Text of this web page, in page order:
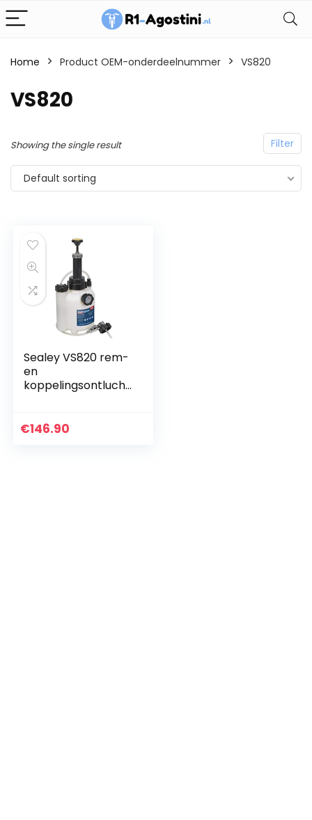
Home Product OEM-onderdeelnummer VS820
VS820
Filter
Showing the single result
Default sorting
Sealey VS820 rem-
en
koppelingsontlucht
€146.90